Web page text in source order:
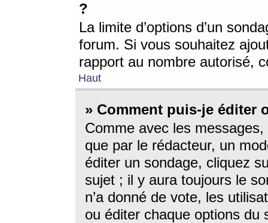
?
La limite d’options d’un
forum. Si vous souhaitez
rapport au nombre autorisé,
Haut
» Comment puis-je éditer
Comme avec les
que par le rédacteur, un
éditer un sondage, cliquez
sujet ; il y aura toujours le
n’a donné de vote, les
ou éditer chaque options du